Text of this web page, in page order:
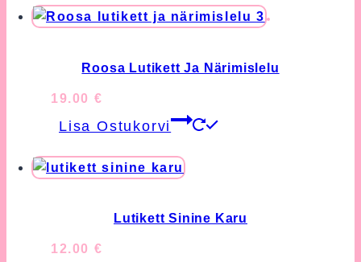
Roosa Lutikett Ja Närimislelu
19.00 €
Lisa Ostukorvi
Lutikett Sinine Karu
12.00 €